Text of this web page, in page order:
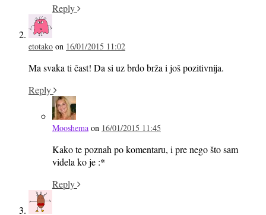
Reply
etotako on 16/01/2015 11:02
Ma svaka ti čast! Da si uz brdo brža i još pozitivnija.
Reply
Mooshema on 16/01/2015 11:45
Kako te poznah po komentaru, i pre nego što sam
videla ko je :*
Reply